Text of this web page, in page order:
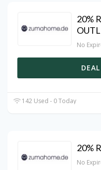
20%
No
142 Used - 0 Today
20%
No